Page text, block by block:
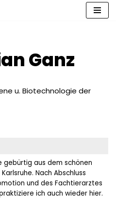
Ganz
u. Biotechnologie der
gebürtig aus dem schönen
Nach Abschluss
und des Fachtierarztes
ich auch wieder hier.